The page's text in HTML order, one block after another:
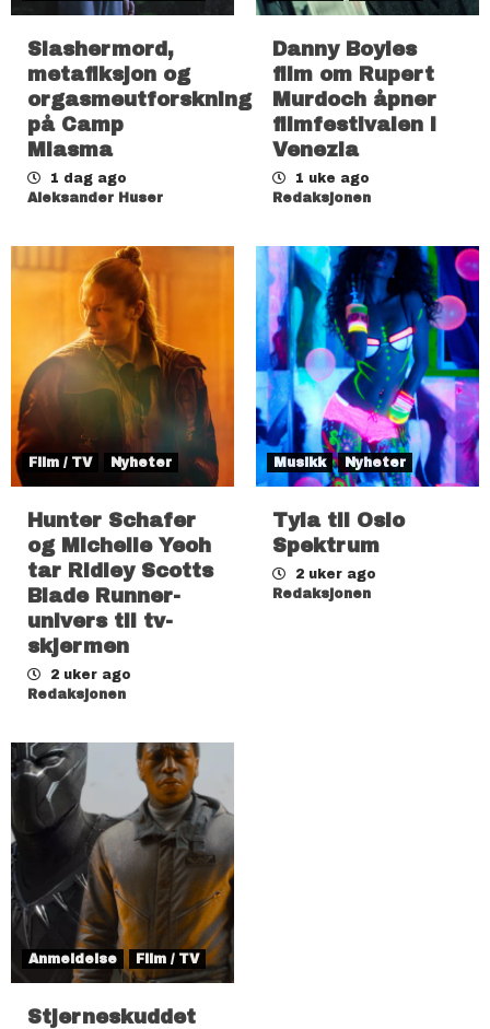
Slashermord,
metafiksjon og
orgasmeutforskning
på Camp
Miasma
1 dag ago
Aleksander Huser
Danny Boyles
film om Rupert
Murdoch åpner
filmfestivalen i
Venezia
1 uke ago
Redaksjonen
Film / TV Nyheter
Hunter Schafer
og Michelle Yeoh
tar Ridley Scotts
Blade Runner-
univers til tv-
skjermen
2 uker ago
Redaksjonen
Musikk Nyheter
Tyla til Oslo
Spektrum
2 uker ago
Redaksjonen
Anmeldelse Film / TV
Stjerneskuddet